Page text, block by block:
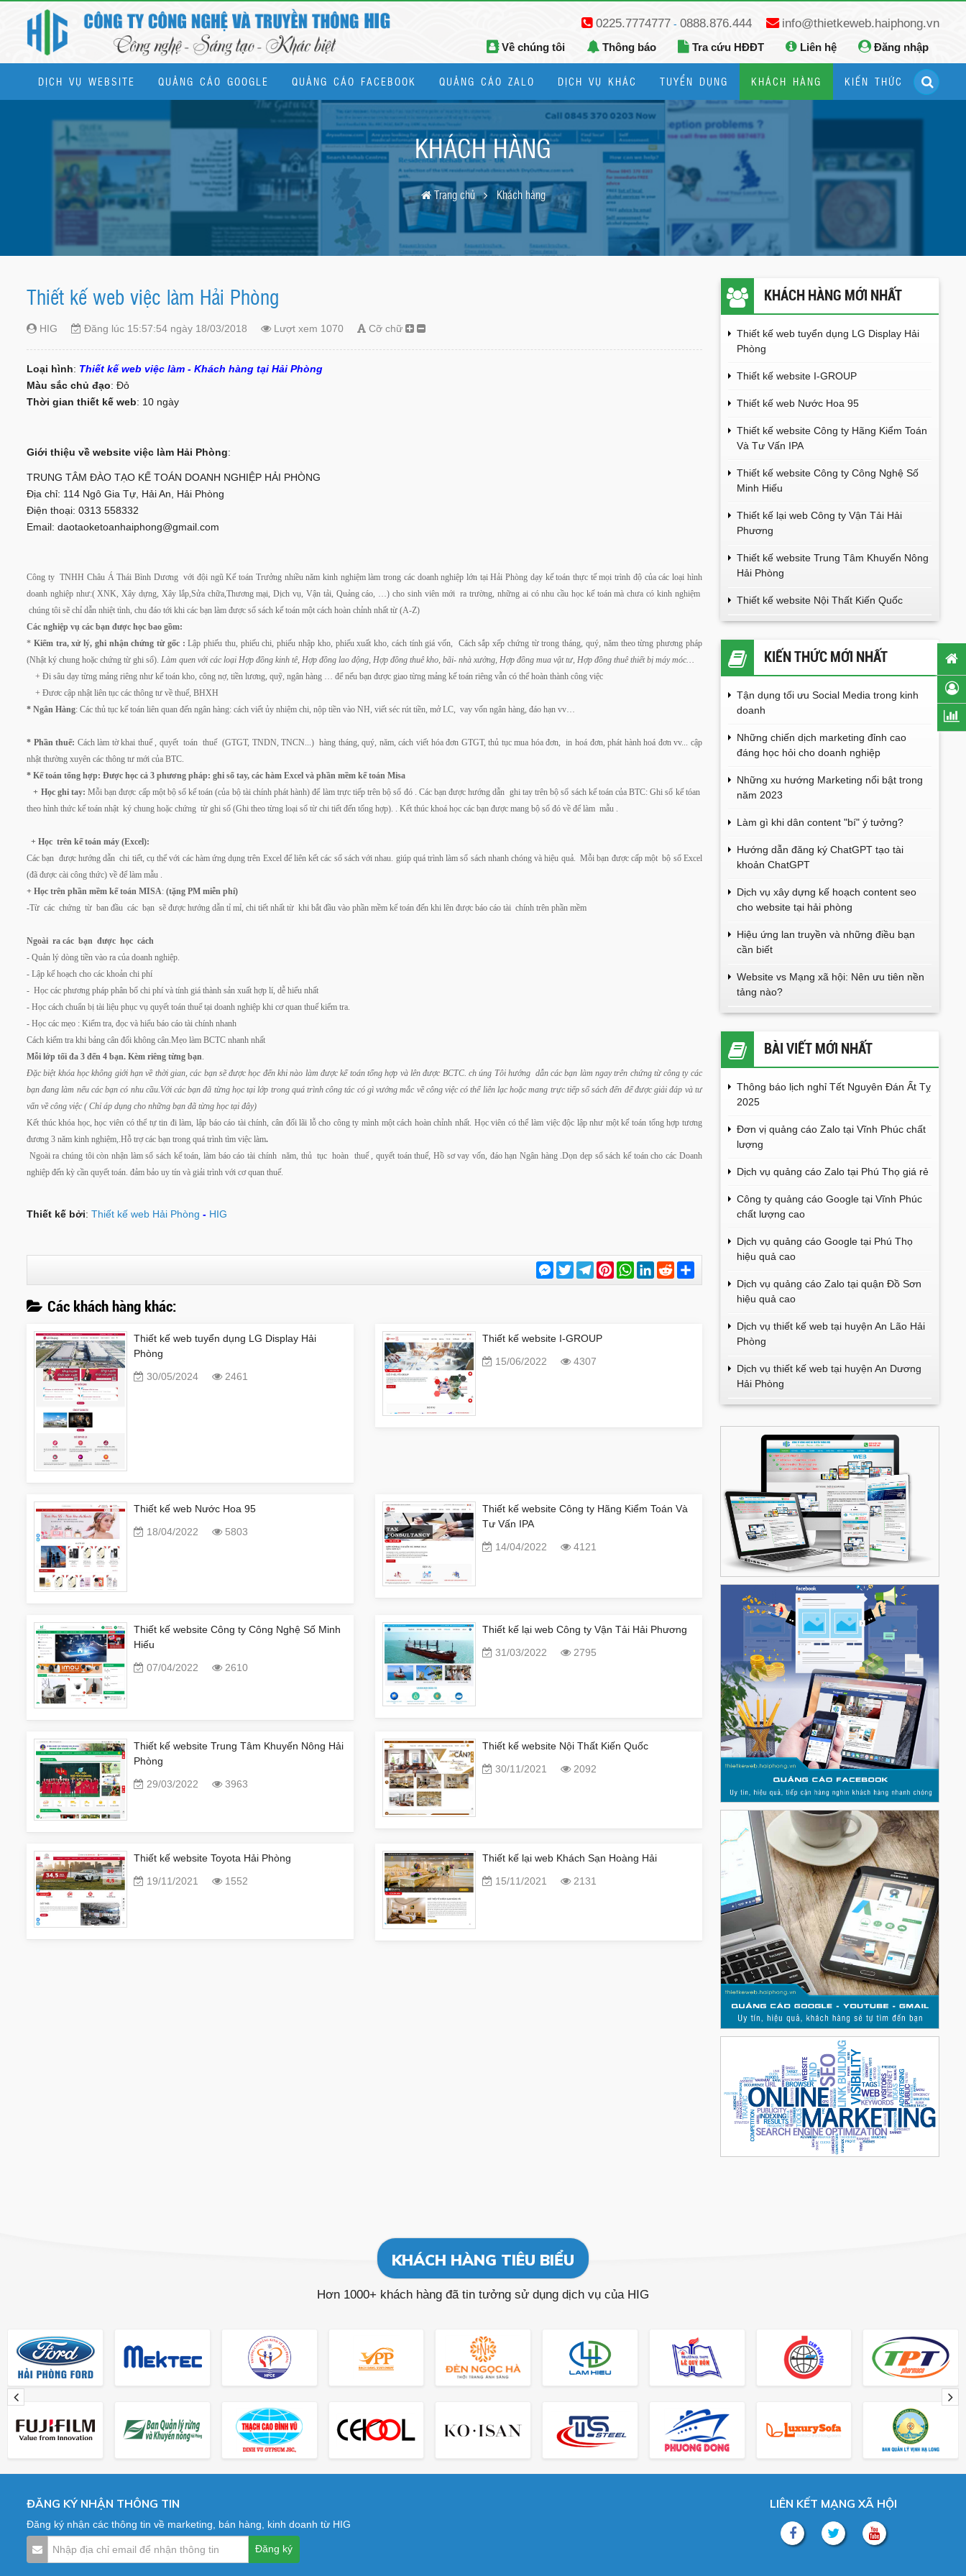
0225.7774777 - 0888.876.444 info@thietkeweb.haiphong.vn
Về chúng tôi Thông báo Tra cứu HĐĐT Liên hệ Đăng nhập
DỊCH VỤ WEBSITE QUẢNG CÁO GOOGLE QUẢNG CÁO FACEBOOK QUẢNG CÁO ZALO DỊCH VỤ KHÁC TUYỂN DỤNG KHÁCH HÀNG KIẾN THỨC
KHÁCH HÀNG
Trang chủ Khách hàng
Thiết kế web việc làm Hải Phòng
HIG Đăng lúc 15:57:54 ngày 18/03/2018 Lượt xem 1070 Cỡ chữ
Loại hình: Thiết kế web việc làm - Khách hàng tại Hải Phòng
Màu sắc chủ đạo: Đỏ
Thời gian thiết kế web: 10 ngày
Giới thiệu về website việc làm Hải Phòng:
TRUNG TÂM ĐÀO TẠO KẾ TOÁN DOANH NGHIỆP HẢI PHÒNG
Địa chỉ: 114 Ngô Gia Tự, Hải An, Hải Phòng
Điện thoại: 0313 558332
Email: daotaoketoanhaiphong@gmail.com
Công ty TNHH Châu Á Thái Bình Dương với đội ngũ Kế toán Trưởng nhiều năm kinh nghiệm làm trong các doanh nghiệp lớn tại Hải Phòng dạy kế toán thực tế mọi trình độ của các loại hình
doanh nghiệp như:( XNK, Xây dựng, Xây lắp,Sửa chữa,Thương mại, Dịch vụ, Vận tải, Quảng cáo, …) cho sinh viên mới ra trường, những ai có nhu cầu học kế toán mà chưa có kinh nghiệm
chúng tôi sẽ chỉ dẫn nhiệt tình, chu đáo tới khi các bạn làm được sổ sách kế toán một cách hoàn chỉnh nhất từ (A-Z)
Các nghiệp vụ các bạn được học bao gồm:
* Kiểm tra, xử lý, ghi nhận chứng từ gốc : Lập phiếu thu, phiếu chi, phiếu nhập kho, phiếu xuất kho, cách tính giá vốn, Cách sắp xếp chứng từ trong tháng, quý, năm theo từng phương pháp
(Nhật ký chung hoặc chứng từ ghi sổ). Làm quen với các loại Hợp đồng kinh tê, Hợp đồng lao động, Hợp đồng thuê kho, bãi- nhà xưởng, Hợp đồng mua vật tư, Hợp đồng thuê thiết bị máy móc…
+ Đi sâu dạy từng mảng riêng như kế toán kho, công nợ, tiền lương, quỹ, ngân hàng … để nếu bạn được giao từng mảng kế toán riêng vẫn có thể hoàn thành công việc
+ Đươc cập nhật liên tục các thông tư về thuế, BHXH
* Ngân Hàng: Các thủ tục kế toán liên quan đến ngân hàng: cách viết ủy nhiệm chi, nộp tiền vào NH, viết séc rút tiền, mở LC, vay vốn ngân hàng, đáo hạn vv…
* Phần thuế: Cách làm tờ khai thuế , quyết toán thuế (GTGT, TNDN, TNCN...) hàng tháng, quý, năm, cách viết hóa đơn GTGT, thủ tục mua hóa đơn, in hoá đơn, phát hành hoá đơn vv... cập
nhật thường xuyên các thông tư mới của BTC.
* Kế toán tổng hợp: Được học cả 3 phương pháp: ghi sổ tay, các hàm Excel và phần mềm kế toán Misa
+ Học ghi tay: Mỗi bạn được cấp một bộ sổ kế toán (của bộ tài chính phát hành) để làm trực tiếp trên bộ sổ đó . Các bạn được hướng dẫn ghi tay trên bộ sổ sách kế toán của BTC: Ghi sổ kế tóan
theo hình thức kế toán nhật ký chung hoặc chứng từ ghi sổ (Ghi theo từng loại sổ từ chi tiết đến tổng hợp). . Kết thúc khoá học các bạn được mang bộ sổ đó về để làm mẫu .
+ Học trên kế toán máy (Excel):
Các bạn được hướng dẫn chi tiết, cụ thể với các hàm ứng dụng trên Excel để liên kết các sổ sách với nhau. giúp quá trình làm sổ sách nhanh chóng và hiệu quả. Mỗi bạn được cấp một bộ sổ Excel
(đã được cài công thức) về để làm mẫu .
+ Học trên phần mềm kế toán MISA: (tặng PM miễn phí)
-Từ các chứng từ ban đầu các bạn sẽ được hướng dẫn tỉ mỉ, chi tiết nhất từ khi bắt đầu vào phần mềm kế toán đến khi lên được báo cáo tài chính trên phần mềm
Ngoài ra các bạn được học cách
- Quản lý dòng tiền vào ra của doanh nghiệp.
- Lập kế hoạch cho các khoản chi phí
- Học các phương pháp phân bổ chi phí và tính giá thành sản xuất hợp lí, dễ hiểu nhất
- Học cách chuẩn bị tài liệu phục vụ quyết toán thuế tại doanh nghiệp khi cơ quan thuế kiểm tra.
- Học các mẹo : Kiểm tra, đọc và hiểu báo cáo tài chính nhanh
Cách kiểm tra khi bảng cân đối không cân.Mẹo làm BCTC nhanh nhất
Mỗi lớp tối đa 3 đến 4 bạn. Kèm riêng từng bạn
Đặc biệt khóa học không giới hạn về thời gian, các bạn sẽ được học đến khi nào làm được kế toán tổng hợp và lên được BCTC. ch úng Tôi hướng dẫn các bạn làm ngay trên chứng từ công ty các
bạn đang làm nếu các bạn có nhu cầu.Với các bạn đã từng học tại lớp trong quá trình công tác có gì vướng mắc về công việc có thể liên lạc hoặc mang trực tiếp sổ sách đến để được giải đáp và tư
vấn về công việc ( Chỉ áp dụng cho những bạn đã từng học tại đây)
Kết thúc khóa học, học viên có thể tự tin đi làm, lập báo cáo tài chính, cân đối lãi lỗ cho công ty mình một cách hoàn chỉnh nhất. Học viên có thể làm việc độc lập như một kế toán tổng hợp tương
đương 3 năm kinh nghiệm,.Hỗ trợ các bạn trong quá trình tìm việc làm.
Ngoài ra chúng tôi còn nhận làm sổ sách kế toán, làm báo cáo tài chính năm, thủ tục hoàn thuế , quyết toán thuế, Hồ sơ vay vốn, đáo hạn Ngân hàng .Dọn dẹp sổ sách kế toán cho các Doanh
nghiệp đến kỳ cần quyết toán. đảm bảo uy tín và giải trình với cơ quan thuế.
Thiết kế bởi: Thiết kế web Hải Phòng - HIG
Messenger
TwitterTelegramPinterestWhatsApp
LinkedInReddit
sẻ
Các khách hàng khác:
Thiết kế web tuyển dụng LG Display Hải
Phòng
30/05/2024
2461
Thiết kế website I-GROUP
15/06/2022
4307
Thiết kế web Nước Hoa 95
18/04/2022
5803
Thiết kế website Công ty Hãng Kiểm Toán Và
Tư Vấn IPA
14/04/2022
4121
Thiết kế website Công ty Công Nghệ Số Minh
Hiếu
07/04/2022
2610
Thiết kế lại web Công ty Vận Tải Hải Phương
31/03/2022
2795
Thiết kế website Trung Tâm Khuyến Nông Hải
Phòng
29/03/2022
3963
Thiết kế website Nội Thất Kiến Quốc
30/11/2021
2092
Thiết kế website Toyota Hải Phòng
19/11/2021
1552
Thiết kế lại web Khách Sạn Hoàng Hải
15/11/2021
2131
KHÁCH HÀNG MỚI NHẤT
Thiết kế web tuyển dụng LG Display Hải
Phòng
Thiết kế website I-GROUP
Thiết kế web Nước Hoa 95
Thiết kế website Công ty Hãng Kiểm Toán
Và Tư Vấn IPA
Thiết kế website Công ty Công Nghệ Số
Minh Hiếu
Thiết kế lại web Công ty Vận Tải Hải
Phương
Thiết kế website Trung Tâm Khuyến Nông
Hải Phòng
Thiết kế website Nội Thất Kiến Quốc
KIẾN THỨC MỚI NHẤT
Tận dụng tối ưu Social Media trong kinh
doanh
Những chiến dịch marketing đỉnh cao
đáng học hỏi cho doanh nghiệp
Những xu hướng Marketing nổi bật trong
năm 2023
Làm gì khi dân content "bí" ý tưởng?
Hướng dẫn đăng ký ChatGPT tạo tài
khoản ChatGPT
Dịch vụ xây dựng kế hoạch content seo
cho website tại hải phòng
Hiệu ứng lan truyền và những điều bạn
cần biết
Website vs Mạng xã hội: Nên ưu tiên nền
tảng nào?
BÀI VIẾT MỚI NHẤT
Thông báo lịch nghỉ Tết Nguyên Đán Ất Tỵ
2025
Đơn vị quảng cáo Zalo tại Vĩnh Phúc chất
lượng
Dịch vụ quảng cáo Zalo tại Phú Thọ giá rẻ
Công ty quảng cáo Google tại Vĩnh Phúc
chất lượng cao
Dịch vụ quảng cáo Google tại Phú Thọ
hiệu quả cao
Dịch vụ quảng cáo Zalo tại quận Đồ Sơn
hiệu quả cao
Dịch vụ thiết kế web tại huyện An Lão Hải
Phòng
Dịch vụ thiết kế web tại huyện An Dương
Hải Phòng
KHÁCH HÀNG TIÊU BIỂU
Hơn 1000+ khách hàng đã tin tưởng sử dụng dịch vụ của HIG
ĐĂNG KÝ NHẬN THÔNG TIN
Đăng ký nhận các thông tin về marketing, bán hàng, kinh doanh từ HIG
LIÊN KẾT MẠNG XÃ HỘI